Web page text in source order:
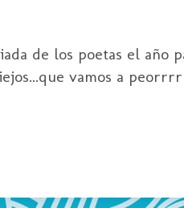
de los poetas el año
vamos a peorrrr